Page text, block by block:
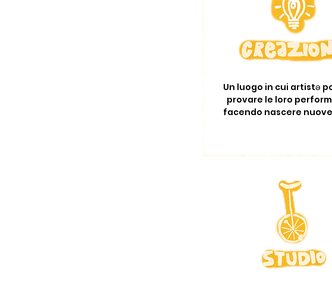
Un luogo in cui artistə
provare le loro
facendo nascere